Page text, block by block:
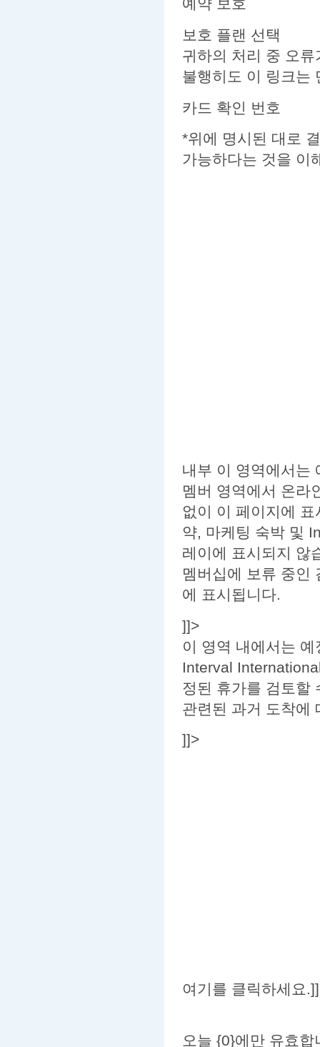
예약 보호
보호 플랜 선택
귀하의 처리 중 오
불행히도 이 링크는
카드 확인 번호
*위에 명시된 대로
가능하다는 것을 이
내부 이 영역에서는
멤버 영역에서 온라
없이 이 페이지에
약, 마케팅 숙박 및
레이에 표시되지 않
멤버십에 보류 중인
에 표시됩니다.
]]>
이 영역 내에서는
Interval
정된 휴가를 검토할
관련된 과거 도착에
]]>
여기를 클릭하세요
오늘 {0}에만 유효합